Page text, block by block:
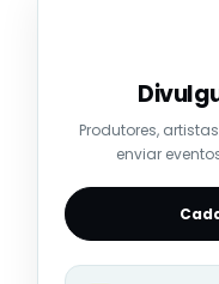
Produtores,
enviar